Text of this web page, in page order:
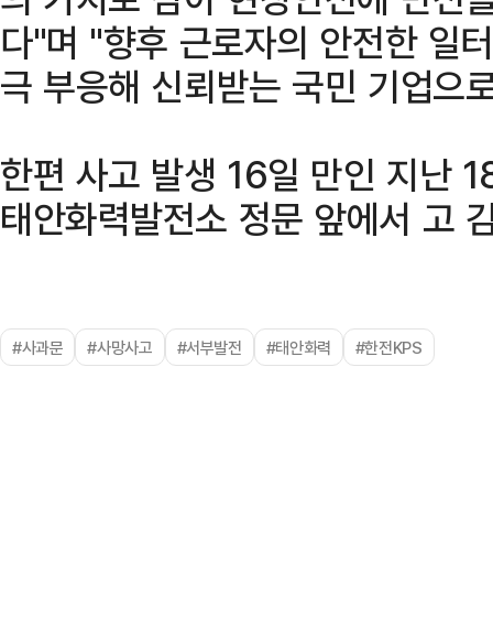
다"며 "향후 근로자의 안전한 일
극 부응해 신뢰받는 국민 기업으
한편 사고 발생 16일 만인 지난
태안화력발전소 정문 앞에서 고
#사과문 #사망사고 #서부발전 #태안화력 #한전KPS